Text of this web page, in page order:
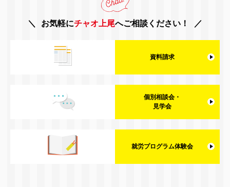
お気軽にチャオ上尾へご相談ください！
資料請求
個別相談会・
見学会
就労プログラム体験会